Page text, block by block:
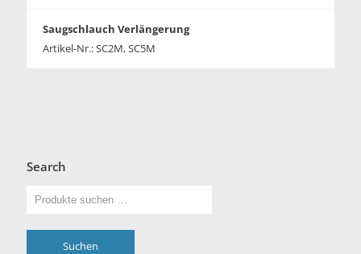
Saugschlauch Verlängerung
Artikel-Nr.: SC2M, SC5M
Search
Suchen